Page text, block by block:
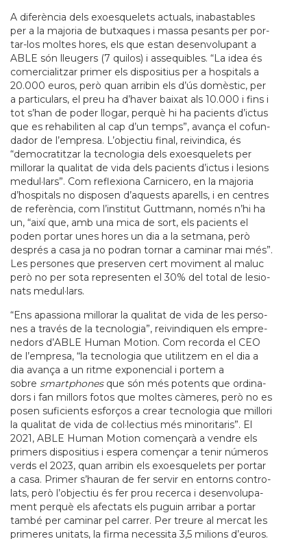
A diferència dels exo­es­que­lets actu­als, ina­bas­ta­bles
per a la majo­ria de but­xa­ques i massa pesants per por­
tar-los mol­tes hores, els que estan desen­vo­lu­pant a
ABLE són lleu­gers (7 qui­los) i asse­qui­bles. “La idea és
comer­ci­a­lit­zar pri­mer els dis­po­si­tius per a hos­pi­tals a
20.000 euros, però quan arri­bin els d’ús domèstic, per
a par­ti­cu­lars, el preu ha d’haver bai­xat als 10.000 i fins i
tot s’han de poder llo­gar, perquè hi ha paci­ents d’ictus
que es reha­bi­li­ten al cap d’un temps”, avança el cofun­
da­dor de l’empresa. L’objec­tiu final, rei­vin­dica, és
“demo­cra­tit­zar la tec­no­lo­gia dels exo­es­que­lets per
millo­rar la qua­li­tat de vida dels paci­ents d’ictus i lesi­ons
medul·lars”. Com refle­xi­ona Car­ni­cero, en la majo­ria
d’hos­pi­tals no dis­po­sen d’aquests apa­rells, i en cen­tres
de referència, com l’ins­ti­tut Gutt­mann, només n’hi ha
un, “així que, amb una mica de sort, els paci­ents el
poden por­tar unes hores un dia a la set­mana, però
després a casa ja no podran tor­nar a cami­nar mai més”.
Les per­so­nes que pre­ser­ven cert movi­ment al maluc
però no per sota repre­sen­ten el 30% del total de lesi­o­
nats medul·lars.
“Ens apas­si­ona millo­rar la qua­li­tat de vida de les per­so­
nes a través de la tec­no­lo­gia”, rei­vin­di­quen els empre­
ne­dors d’ABLE Human Motion. Com recorda el CEO
de l’empresa, “la tec­no­lo­gia que uti­lit­zem en el dia a
dia avança a un ritme expo­nen­cial i por­tem a
sobre smartp­ho­nes que són més potents que ordi­na­
dors i fan millors fotos que mol­tes càmeres, però no es
posen sufi­ci­ents esforços a crear tec­no­lo­gia que millori
la qua­li­tat de vida de col·lec­tius més mino­ri­ta­ris”. El
2021, ABLE Human Motion començarà a ven­dre els
pri­mers dis­po­si­tius i espera començar a tenir números
verds el 2023, quan arri­bin els exo­es­que­lets per por­tar
a casa. Pri­mer s’hau­ran de fer ser­vir en entorns con­tro­
lats, però l’objec­tiu és fer prou recerca i desen­vo­lu­pa­
ment perquè els afec­tats els puguin arri­bar a por­tar
també per cami­nar pel car­rer. Per treure al mer­cat les
pri­me­res uni­tats, la firma neces­sita 3,5 mili­ons d’euros.